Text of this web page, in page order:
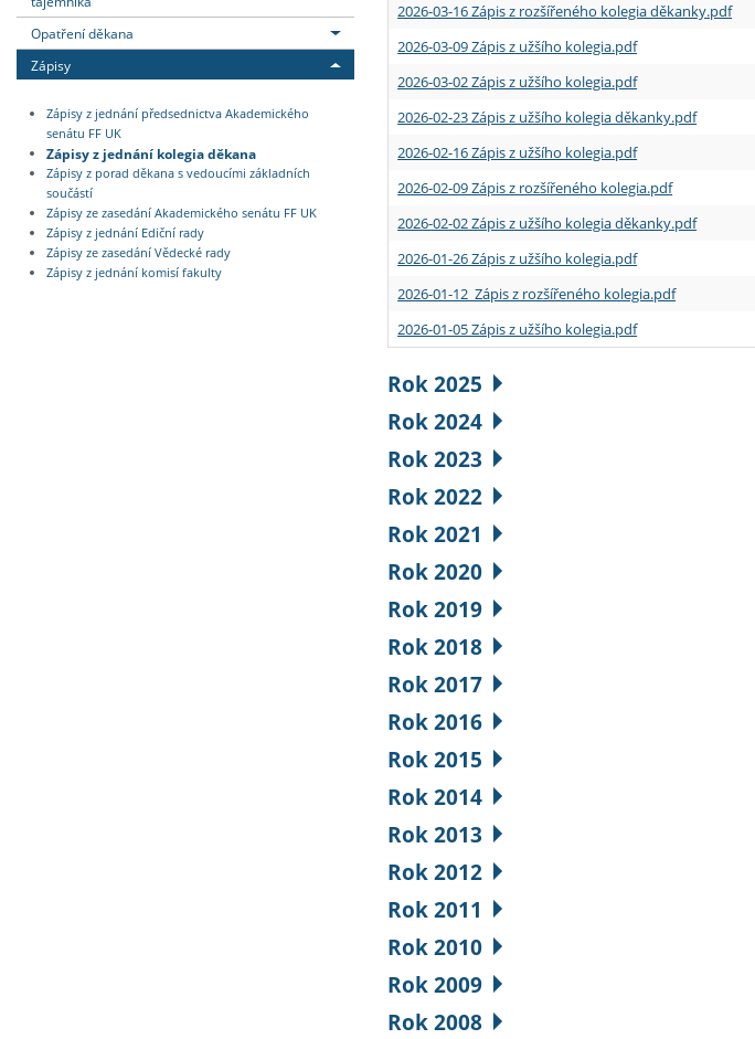
Opatření děkana
Zápisy
Zápisy z jednání předsednictva Akademického
senátu FF UK
Zápisy z jednání kolegia děkana
Zápisy z porad děkana s vedoucími základních
součástí
Zápisy ze zasedání Akademického senátu FF UK
Zápisy z jednání Ediční rady
Zápisy ze zasedání Vědecké rady
Zápisy z jednání komisí fakulty
2026-03-16 Zápis z rozšířeného kolegia děkanky.pdf
2026-03-09 Zápis z užšího kolegia.pdf
2026-03-02 Zápis z užšího kolegia.pdf
2026-02-23 Zápis z užšího kolegia děkanky.pdf
2026-02-16 Zápis z užšího kolegia.pdf
2026-02-09 Zápis z rozšířeného kolegia.pdf
2026-02-02 Zápis z užšího kolegia děkanky.pdf
2026-01-26 Zápis z užšího kolegia.pdf
2026-01-12 Zápis z rozšířeného kolegia.pdf
2026-01-05 Zápis z užšího kolegia.pdf
Rok 2025
Rok 2024
Rok 2023
Rok 2022
Rok 2021
Rok 2020
Rok 2019
Rok 2018
Rok 2017
Rok 2016
Rok 2015
Rok 2014
Rok 2013
Rok 2012
Rok 2011
Rok 2010
Rok 2009
Rok 2008